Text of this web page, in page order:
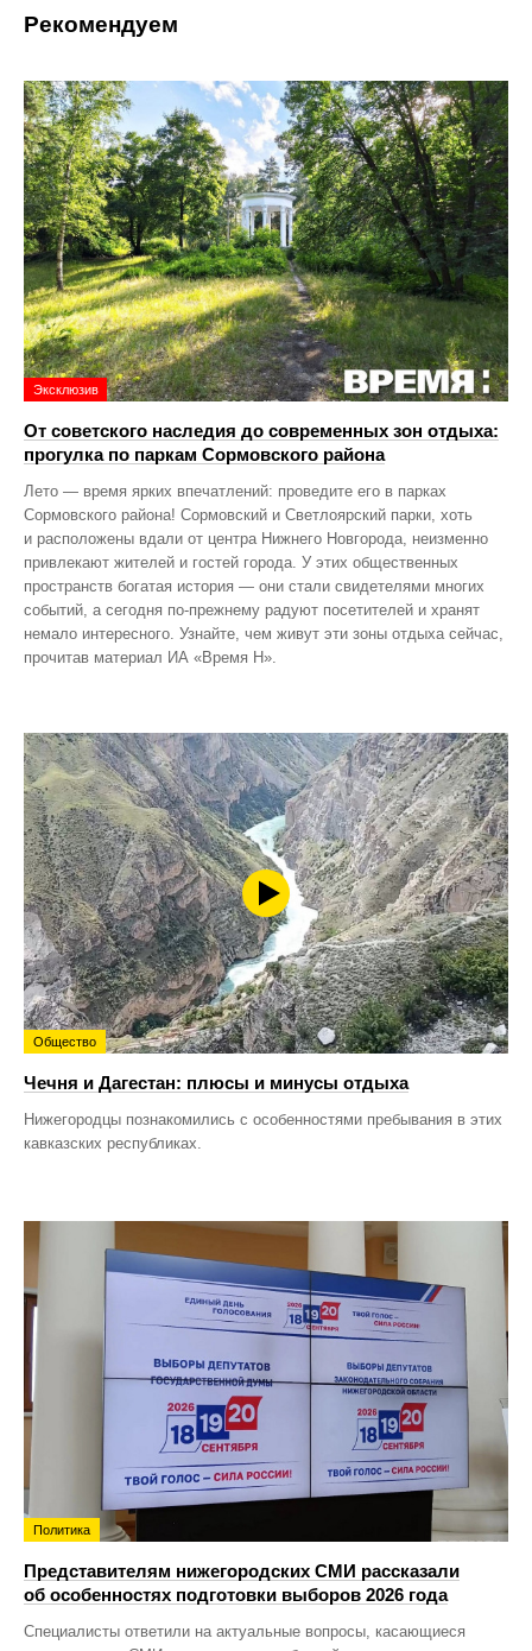
Рекомендуем
Эксклюзив
От советского наследия до современных зон отдыха:
прогулка по паркам Сормовского района
Лето — время ярких впечатлений: проведите его в парках
Сормовского района! Сормовский и Светлоярский парки, хоть
и расположены вдали от центра Нижнего Новгорода, неизменно
привлекают жителей и гостей города. У этих общественных
пространств богатая история — они стали свидетелями многих
событий, а сегодня по‑прежнему радуют посетителей и хранят
немало интересного. Узнайте, чем живут эти зоны отдыха сейчас,
прочитав материал ИА «Время Н».
Общество
Чечня и Дагестан: плюсы и минусы отдыха
Нижегородцы познакомились с особенностями пребывания в этих
кавказских республиках.
Политика
Представителям нижегородских СМИ рассказали
об особенностях подготовки выборов 2026 года
Специалисты ответили на актуальные вопросы, касающиеся